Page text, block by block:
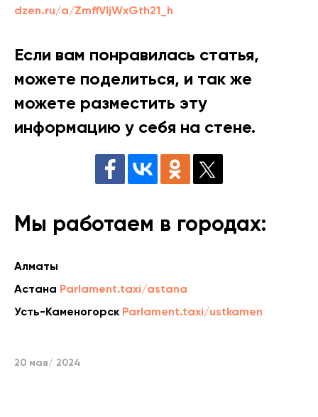
dzen.ru/a/ZmffVljWxGth21_h
Если вам понравилась статья,
можете поделиться, и так же
можете разместить эту
информацию у себя на стене.
Мы работаем в городах:
Алматы
Астана Parlament.taxi/astana
Усть-Каменогорск Parlament.taxi/ustkamen
20 мая/ 2024